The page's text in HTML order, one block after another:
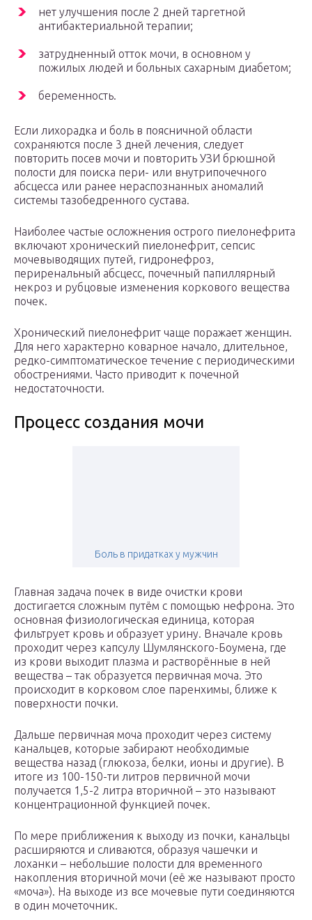
нет улучшения после 2 дней таргетной
антибактериальной терапии;
затрудненный отток мочи, в основном у
пожилых людей и больных сахарным диабетом;
беременность.
Если лихорадка и боль в поясничной области
сохраняются после 3 дней лечения, следует
повторить посев мочи и повторить УЗИ брюшной
полости для поиска пери- или внутрипочечного
абсцесса или ранее нераспознанных аномалий
системы тазобедренного сустава.
Наиболее частые осложнения острого пиелонефрита
включают хронический пиелонефрит, сепсис
мочевыводящих путей, гидронефроз,
периренальный абсцесс, почечный папиллярный
некроз и рубцовые изменения коркового вещества
почек.
Хронический пиелонефрит чаще поражает женщин.
Для него характерно коварное начало, длительное,
редко-симптоматическое течение с периодическими
обострениями. Часто приводит к почечной
недостаточности.
Процесс создания мочи
Боль в придатках у мужчин
Главная задача почек в виде очистки крови
достигается сложным путём с помощью нефрона. Это
основная физиологическая единица, которая
фильтрует кровь и образует урину. Вначале кровь
проходит через капсулу Шумлянского-Боумена, где
из крови выходит плазма и растворённые в ней
вещества – так образуется первичная моча. Это
происходит в корковом слое паренхимы, ближе к
поверхности почки.
Дальше первичная моча проходит через систему
канальцев, которые забирают необходимые
вещества назад (глюкоза, белки, ионы и другие). В
итоге из 100-150-ти литров первичной мочи
получается 1,5-2 литра вторичной – это называют
концентрационной функцией почек.
По мере приближения к выходу из почки, канальцы
расширяются и сливаются, образуя чашечки и
лоханки – небольшие полости для временного
накопления вторичной мочи (её же называют просто
«моча»). На выходе из все мочевые пути соединяются
в один мочеточник.